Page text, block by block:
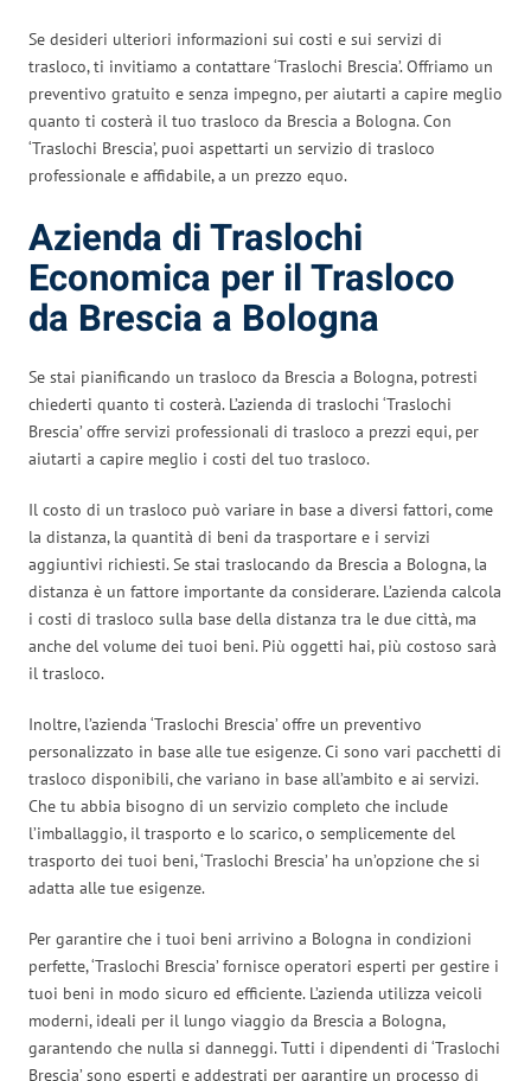
Se desideri ulteriori informazioni sui costi e sui servizi di
trasloco, ti invitiamo a contattare ‘Traslochi Brescia’. Offriamo un
preventivo gratuito e senza impegno, per aiutarti a capire meglio
quanto ti costerà il tuo trasloco da Brescia a Bologna. Con
‘Traslochi Brescia’, puoi aspettarti un servizio di trasloco
professionale e affidabile, a un prezzo equo.
Azienda di Traslochi
Economica per il Trasloco
da Brescia a Bologna
Se stai pianificando un trasloco da Brescia a Bologna, potresti
chiederti quanto ti costerà. L’azienda di traslochi ‘Traslochi
Brescia’ offre servizi professionali di trasloco a prezzi equi, per
aiutarti a capire meglio i costi del tuo trasloco.
Il costo di un trasloco può variare in base a diversi fattori, come
la distanza, la quantità di beni da trasportare e i servizi
aggiuntivi richiesti. Se stai traslocando da Brescia a Bologna, la
distanza è un fattore importante da considerare. L’azienda calcola
i costi di trasloco sulla base della distanza tra le due città, ma
anche del volume dei tuoi beni. Più oggetti hai, più costoso sarà
il trasloco.
Inoltre, l’azienda ‘Traslochi Brescia’ offre un preventivo
personalizzato in base alle tue esigenze. Ci sono vari pacchetti di
trasloco disponibili, che variano in base all’ambito e ai servizi.
Che tu abbia bisogno di un servizio completo che include
l’imballaggio, il trasporto e lo scarico, o semplicemente del
trasporto dei tuoi beni, ‘Traslochi Brescia’ ha un’opzione che si
adatta alle tue esigenze.
Per garantire che i tuoi beni arrivino a Bologna in condizioni
perfette, ‘Traslochi Brescia’ fornisce operatori esperti per gestire i
tuoi beni in modo sicuro ed efficiente. L’azienda utilizza veicoli
moderni, ideali per il lungo viaggio da Brescia a Bologna,
garantendo che nulla si danneggi. Tutti i dipendenti di ‘Traslochi
Brescia’ sono esperti e addestrati per garantire un processo di